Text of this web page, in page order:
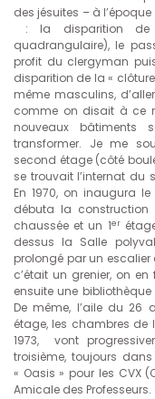
des jésuites – à
: la disparition de
quadrangulaire), le
profit du clergyman
disparition de la «
même masculins,
comme on disait à ce
nouveaux bâtiments
transformer. Je me
second étage (côté
se trouvait l’internat du
En 1970, on inaugura
débuta la construction
chaussée et un 1er
dessus la Salle
prolongé par un escalier
c’était un grenier, on
ensuite une
De même, l’aile du 26
étage, les chambres de
1973, vont
troisième, toujours
« Oasis » pour les CVX
Amicale des Professeurs.